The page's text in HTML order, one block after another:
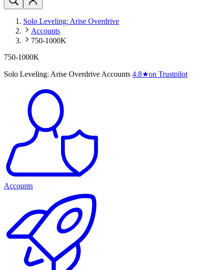
Solo Leveling: Arise Overdrive
Accounts
750-1000K
750-1000K
Solo Leveling: Arise Overdrive Accounts 4.8★on Trustpilot
Accounts